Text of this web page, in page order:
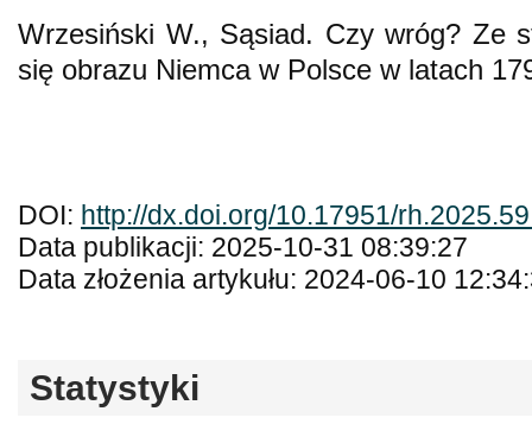
Wrzesiński W., Sąsiad. Czy wróg? Ze
się obrazu Niemca w Polsce w latach
DOI: http://dx.doi.org/10.17951/
Data publikacji: 2025-10-31 08:39:27
Data złożenia artykułu: 2024-06-10
Statystyki